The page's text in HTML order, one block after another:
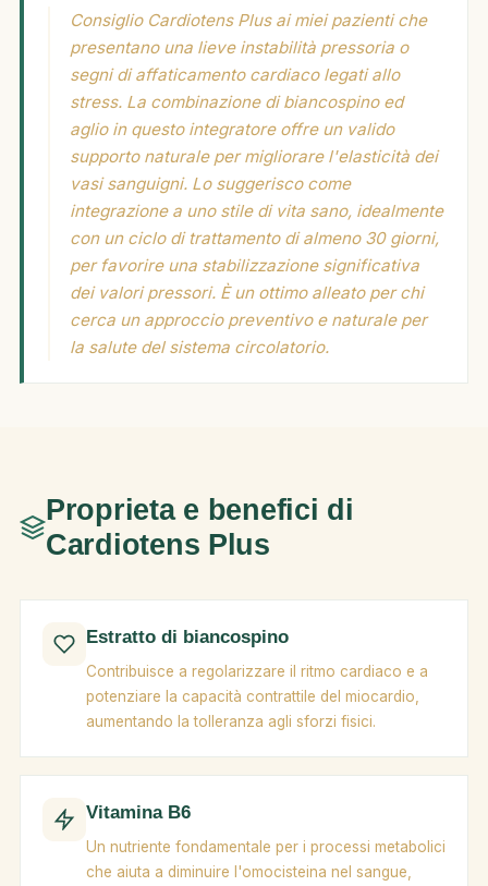
Consiglio Cardiotens Plus ai miei pazienti che
presentano una lieve instabilità pressoria o
segni di affaticamento cardiaco legati allo
stress. La combinazione di biancospino ed
aglio in questo integratore offre un valido
supporto naturale per migliorare l'elasticità dei
vasi sanguigni. Lo suggerisco come
integrazione a uno stile di vita sano, idealmente
con un ciclo di trattamento di almeno 30 giorni,
per favorire una stabilizzazione significativa
dei valori pressori. È un ottimo alleato per chi
cerca un approccio preventivo e naturale per
la salute del sistema circolatorio.
Proprieta e benefici di
Cardiotens Plus
Estratto di biancospino
Contribuisce a regolarizzare il ritmo cardiaco e a
potenziare la capacità contrattile del miocardio,
aumentando la tolleranza agli sforzi fisici.
Vitamina B6
Un nutriente fondamentale per i processi metabolici
che aiuta a diminuire l'omocisteina nel sangue,